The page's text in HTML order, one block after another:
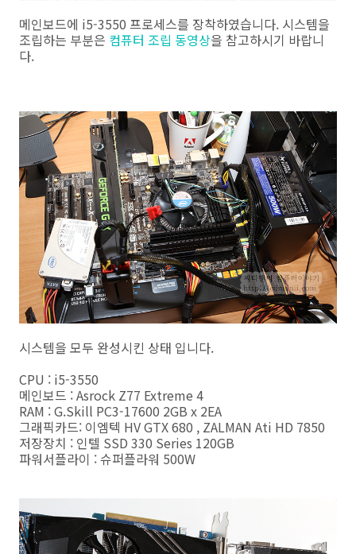
메인보드에 i5-3550 프로세스를 장착하였습니다. 시스템을
조립하는 부분은 컴퓨터 조립 동영상을 참고하시기 바랍니
다.
시스템을 모두 완성시킨 상태 입니다.
CPU : i5-3550
메인보드 : Asrock Z77 Extreme 4
RAM : G.Skill PC3-17600 2GB x 2EA
그래픽카드: 이엠텍 HV GTX 680 , ZALMAN Ati HD 7850
저장장치 : 인텔 SSD 330 Series 120GB
파워서플라이 : 슈퍼플라워 500W